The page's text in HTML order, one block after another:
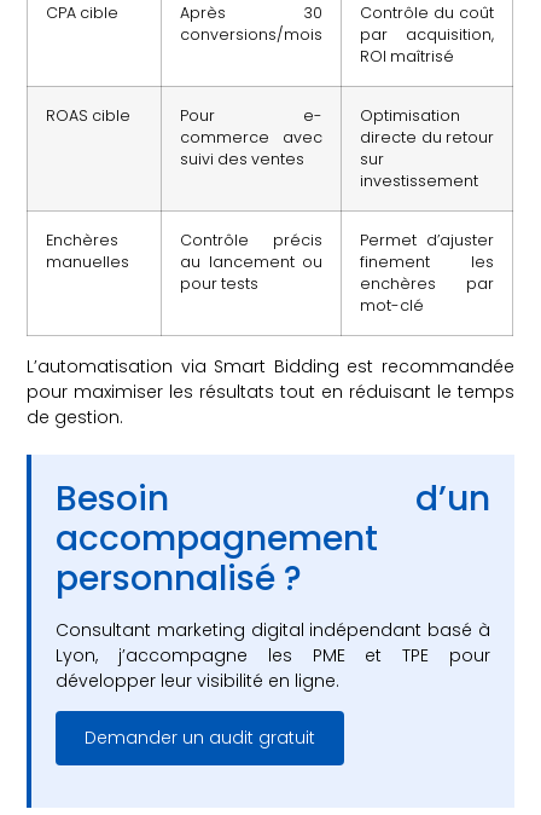
CPA cible
Après 30
conversions/mois
Contrôle du coût
par acquisition,
ROI maîtrisé
ROAS cible
Pour e-
commerce avec
suivi des ventes
Optimisation
directe du retour
sur
investissement
Enchères
manuelles
Contrôle précis
au lancement ou
pour tests
Permet d’ajuster
finement les
enchères par
mot-clé
L’automatisation via Smart Bidding est recommandée
pour maximiser les résultats tout en réduisant le temps
de gestion.
Besoin d’un
accompagnement
personnalisé ?
Consultant marketing digital indépendant basé à
Lyon, j’accompagne les PME et TPE pour
développer leur visibilité en ligne.
Demander un audit gratuit